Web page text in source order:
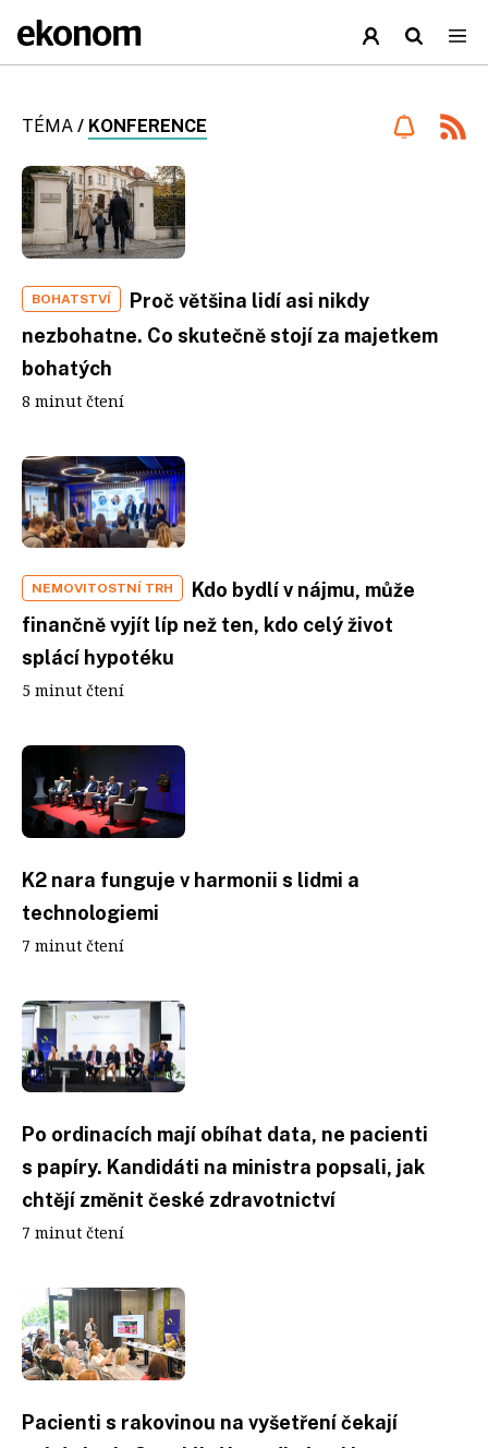
TÉMA / KONFERENCE
BOHATSTVÍ
Proč většina lidí asi nikdy
nezbohatne. Co skutečně stojí za majetkem
bohatých
8 minut čtení
NEMOVITOSTNÍ TRH
Kdo bydlí v nájmu, může
finančně vyjít líp než ten, kdo celý život
splácí hypotéku
5 minut čtení
K2 nara funguje v harmonii s lidmi a
technologiemi
7 minut čtení
Po ordinacích mají obíhat data, ne pacienti
s papíry. Kandidáti na ministra popsali, jak
chtějí změnit české zdravotnictví
7 minut čtení
Pacienti s rakovinou na vyšetření čekají